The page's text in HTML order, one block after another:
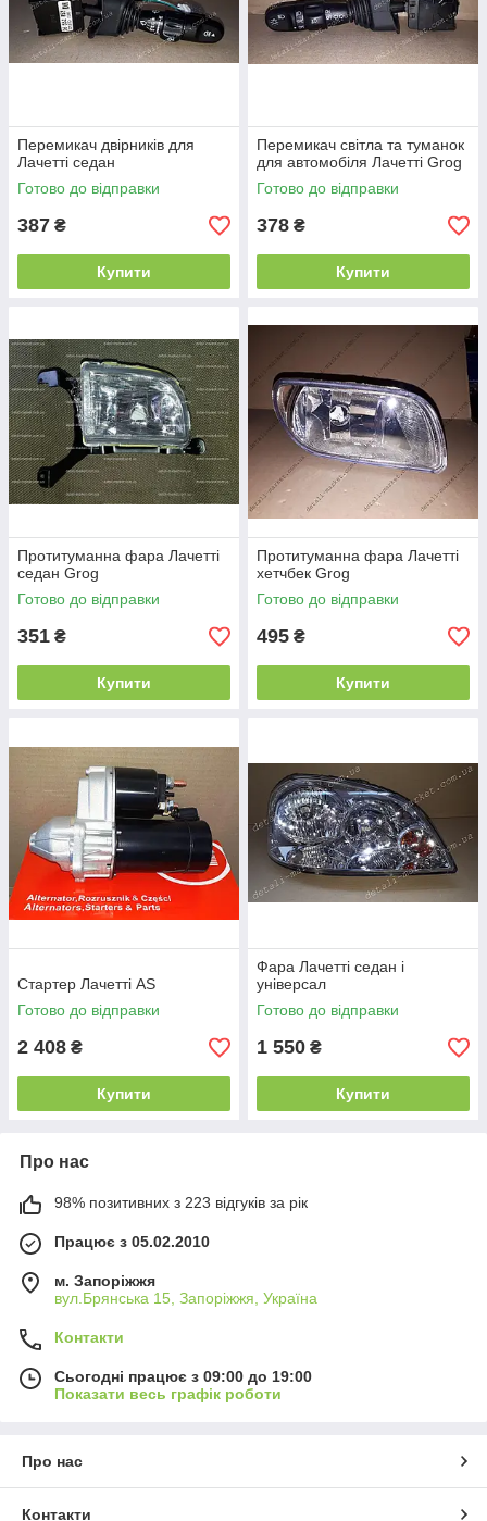
Перемикач двірників для
Лачетті седан
Готово до відправки
387 ₴
Купити
Перемикач світла та туманок
для автомобіля Лачетті Grog
Готово до відправки
378 ₴
Купити
Протитуманна фара Лачетті
седан Grog
Готово до відправки
351 ₴
Купити
Протитуманна фара Лачетті
хетчбек Grog
Готово до відправки
495 ₴
Купити
Стартер Лачетті AS
Готово до відправки
2 408 ₴
Купити
Фара Лачетті седан і
універсал
Готово до відправки
1 550 ₴
Купити
Про нас
98% позитивних з 223 відгуків за рік
Працює з 05.02.2010
м. Запоріжжя
вул.Брянська 15, Запоріжжя, Україна
Контакти
Сьогодні працює з 09:00 до 19:00
Показати весь графік роботи
Про нас
Контакти